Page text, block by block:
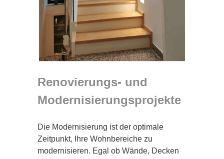
Renovierungs- und
Modernisierungsprojekte
Die Modernisierung ist der optimale
Zeitpunkt, Ihre Wohnbereiche zu
modernisieren. Egal ob Wände, Decken